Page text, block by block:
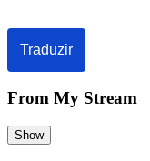
Traduzir
From My Stream
Show